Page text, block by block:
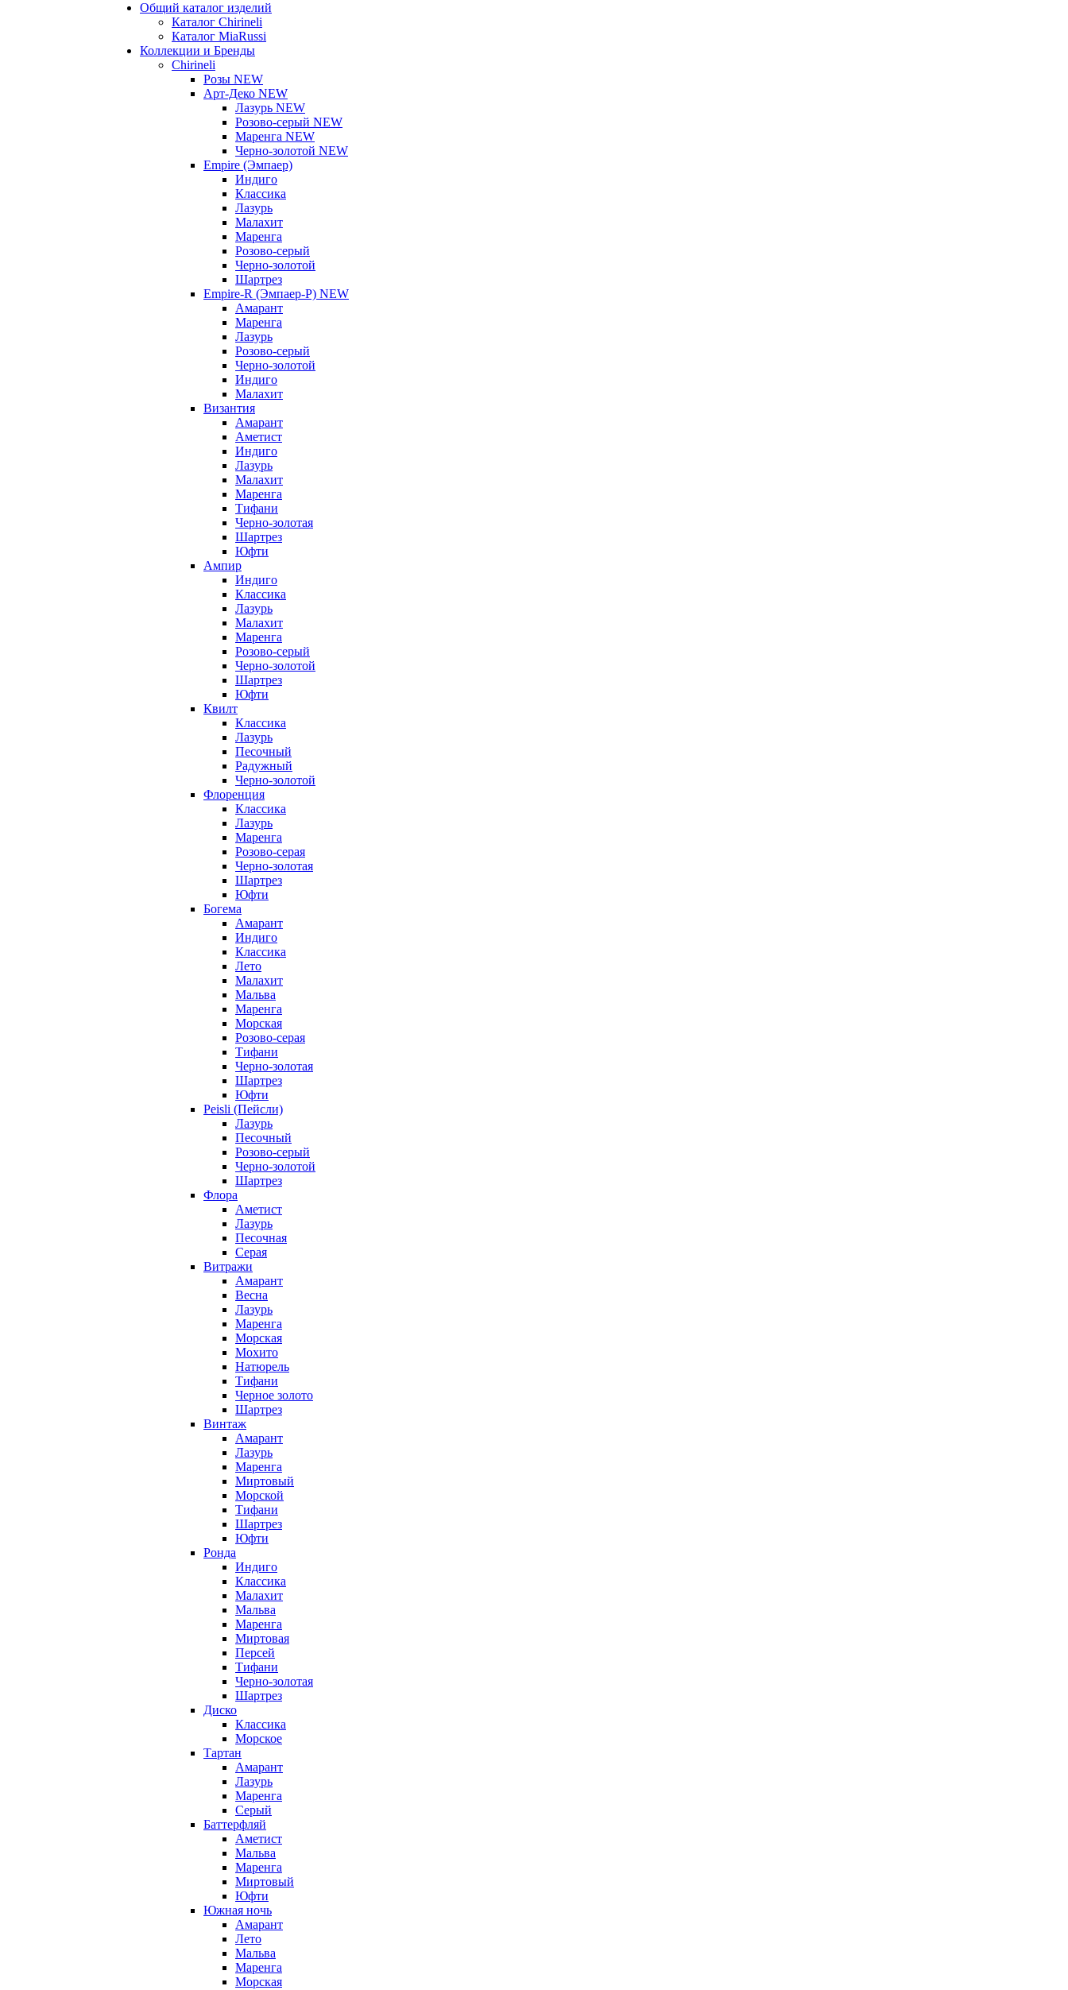
Общий каталог изделий
Каталог Chirineli
Каталог MiaRussi
Коллекции и Бренды
Chirineli
Розы NEW
Арт-Деко NEW
Лазурь NEW
Розово-серый NEW
Маренга NEW
Черно-золотой NEW
Empire (Эмпаер)
Индиго
Классика
Лазурь
Малахит
Маренга
Розово-серый
Черно-золотой
Шартрез
Empire-R (Эмпаер-P) NEW
Амарант
Маренга
Лазурь
Розово-серый
Черно-золотой
Индиго
Малахит
Византия
Амарант
Аметист
Индиго
Лазурь
Малахит
Маренга
Тифани
Черно-золотая
Шартрез
Юфти
Ампир
Индиго
Классика
Лазурь
Малахит
Маренга
Розово-серый
Черно-золотой
Шартрез
Юфти
Квилт
Классика
Лазурь
Песочный
Радужный
Черно-золотой
Флоренция
Классика
Лазурь
Маренга
Розово-серая
Черно-золотая
Шартрез
Юфти
Богема
Амарант
Индиго
Классика
Лето
Малахит
Мальва
Маренга
Морская
Розово-серая
Тифани
Черно-золотая
Шартрез
Юфти
Peisli (Пейсли)
Лазурь
Песочный
Розово-серый
Черно-золотой
Шартрез
Флора
Аметист
Лазурь
Песочная
Серая
Витражи
Амарант
Весна
Лазурь
Маренга
Морская
Мохито
Натюрель
Тифани
Черное золото
Шартрез
Винтаж
Амарант
Лазурь
Маренга
Миртовый
Морской
Тифани
Шартрез
Юфти
Ронда
Индиго
Классика
Малахит
Мальва
Маренга
Миртовая
Персей
Тифани
Черно-золотая
Шартрез
Диско
Классика
Морское
Тартан
Амарант
Лазурь
Маренга
Серый
Баттерфляй
Аметист
Мальва
Маренга
Миртовый
Юфти
Южная ночь
Амарант
Лето
Мальва
Маренга
Морская